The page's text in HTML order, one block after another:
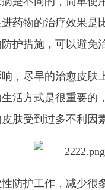
药物的治疗效果是
护措施，可以避免
，尽早的治愈皮肤
活方式是很重要的
肤受到过多不利因
防护工作，减少很